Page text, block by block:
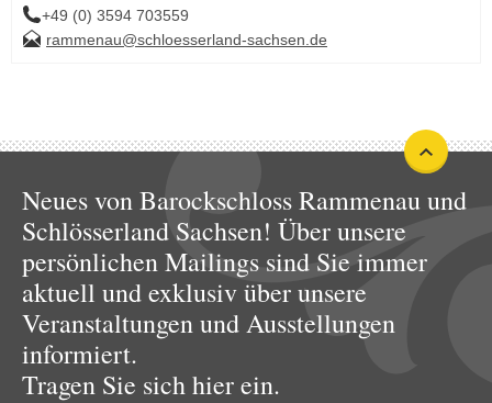
+49 (0) 3594 703559
rammenau@schloesserland-sachsen.de
Neues von Barockschloss Rammenau und
Schlösserland Sachsen! Über unsere
persönlichen Mailings sind Sie immer
aktuell und exklusiv über unsere
Veranstaltungen und Ausstellungen
informiert.
Tragen Sie sich hier ein.